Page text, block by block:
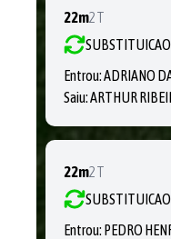
22m2T
SUBSTITUICAO
Entrou:ADRIANO
Saiu:ARTHUR
22m2T
SUBSTITUICAO
Entrou: PEDRO